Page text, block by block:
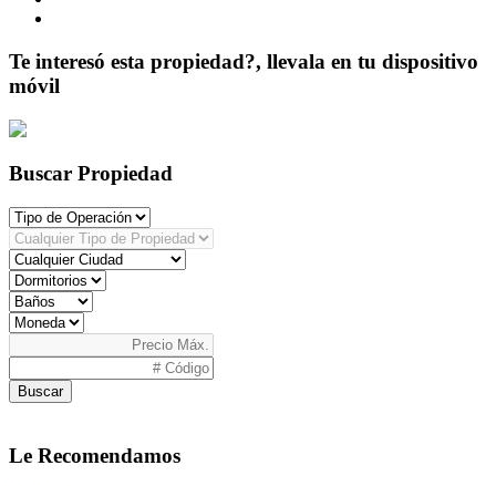
Te interesó esta propiedad?, llevala en tu dispositivo
móvil
Buscar Propiedad
Buscar
Le Recomendamos